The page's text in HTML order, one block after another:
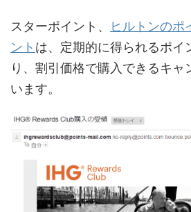
スターポイント、 ヒルトンのポ
ント は、定期的に得られるポイ
り、割引価格で購入できるキャ
います。